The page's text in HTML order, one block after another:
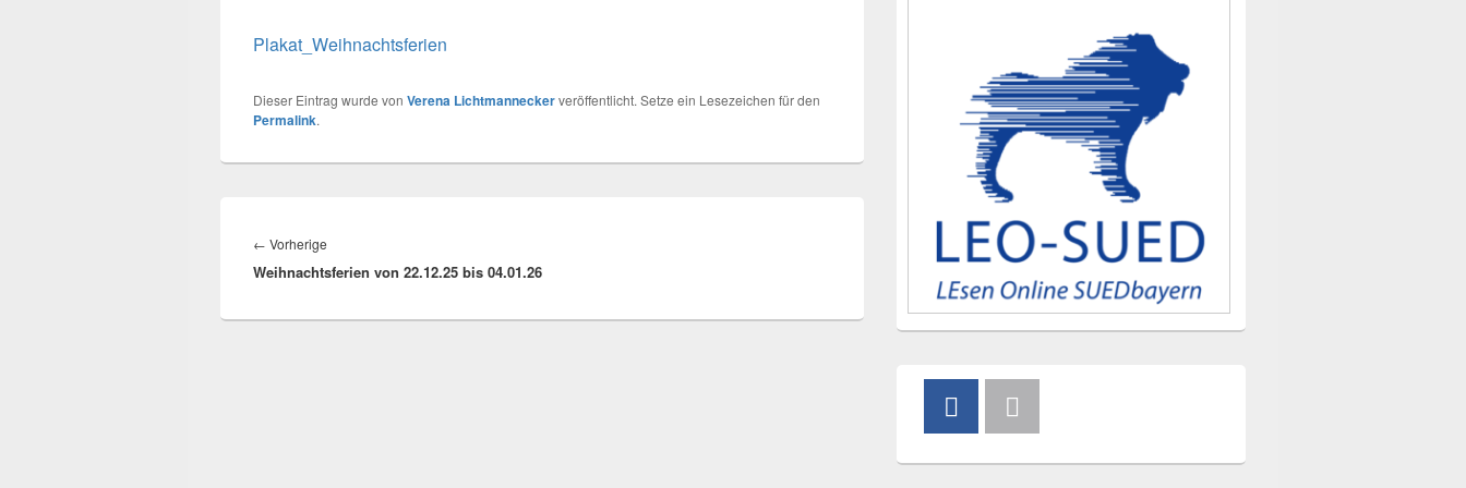
Plakat_Weihnachtsferien
Dieser Eintrag wurde von Verena Lichtmanneckerveröffentlicht. Setze ein Lesezeichen für den
Permalink.
← Vorherige
Beitrag:
Weihnachtsferien von 22.12.25 bis 04.01.26